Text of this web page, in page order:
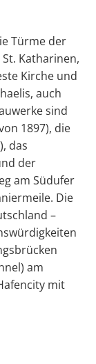
Türme der
Katharinen,
Kirche und
auch
sind
1897), die
das
der
am Südufer
Die
–
am
mit